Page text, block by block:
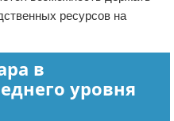
ресурсов на
в
уровня